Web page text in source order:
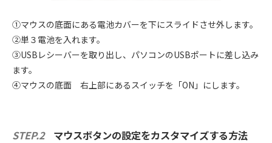
①マウスの底面にある電池カバーを下にスライドさせ外します。
②単３電池を入れます。
③USBレシーバーを取り出し、パソコンのUSBポートに差し込み
ます。
④マウスの底面 右上部にあるスイッチを「ON」にします。
STEP.2 マウスボタンの設定をカスタマイズする方法